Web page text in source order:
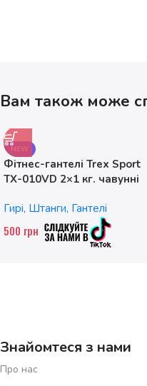
Вам також може
NEW
Фітнес-гантелі Trex Sport
TX-010VD 2×1 кг. чавунні
Гирі, Штанги, Гантелі
500 грн
Знайомтеся з нами
Про нас